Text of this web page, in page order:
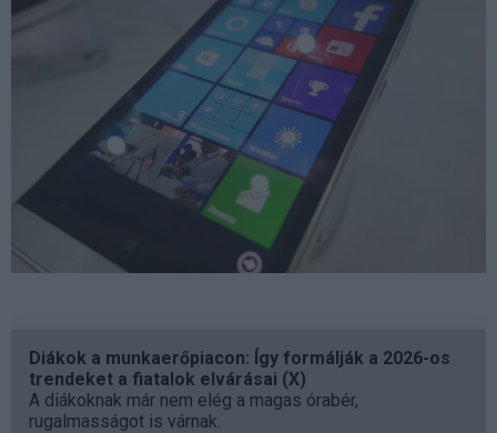
Diákok a munkaerőpiacon: Így formálják a 2026-os
trendeket a fiatalok elvárásai (X)
A diákoknak már nem elég a magas órabér,
rugalmasságot is várnak.